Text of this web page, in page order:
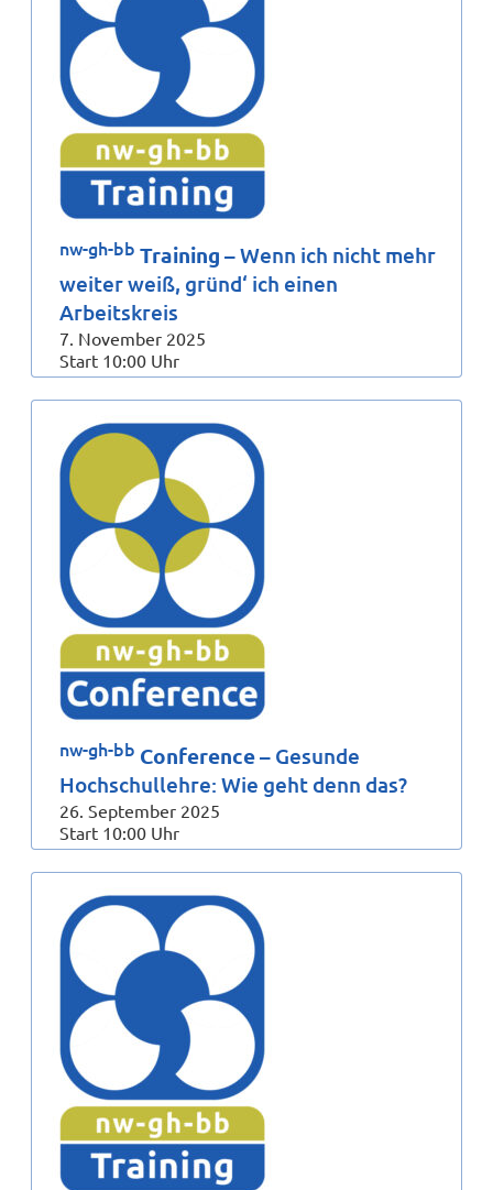
nw-gh-bb Training – Wenn ich nicht mehr
weiter weiß, gründ‘ ich einen
Arbeitskreis
7. November 2025
Start 10:00 Uhr
nw-gh-bb Conference– Gesunde
Hochschullehre: Wie geht denn das?
26. September 2025
Start 10:00 Uhr